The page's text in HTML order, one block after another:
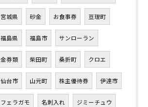
宮城県 砂金 お食事券 亘理町
福島県 福島市 サンローラン
金券類 柴田町 桑折町 クロエ
仙台市 山元町 株主優待券 伊達市
フェラガモ 名刺入れ ジミーチュウ